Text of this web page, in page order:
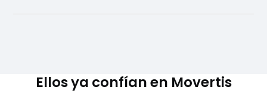
Ellos ya confían en Movertis